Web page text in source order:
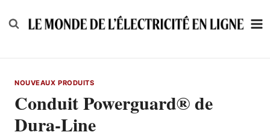
to
NOUVEAUX PRODUITS
Conduit Powerguard® de
Dura-Line